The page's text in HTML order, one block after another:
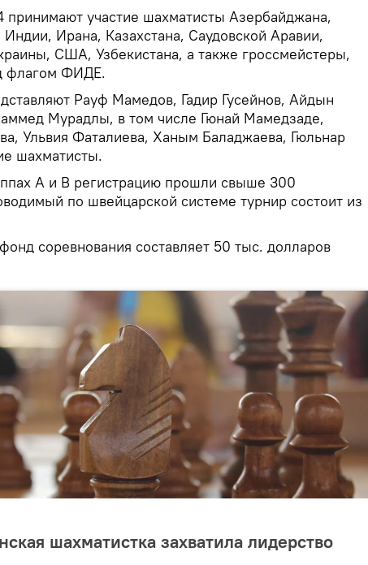
принимают участие шахматисты Азербайджана,
Индии, Ирана, Казахстана, Саудовской Аравии,
США, Узбекистана, а также гроссмейстеры,
флагом ФИДЕ.
Рауф Мамедов, Гадир Гусейнов, Айдын
Мурадлы, в том числе Гюнай Мамедзаде,
Ульвия Фаталиева, Ханым Баладжаева, Гюльнар
шахматисты.
А и В регистрацию прошли свыше 300
по швейцарской системе турнир состоит из
соревнования составляет 50 тыс. долларов
шахматистка захватила лидерство